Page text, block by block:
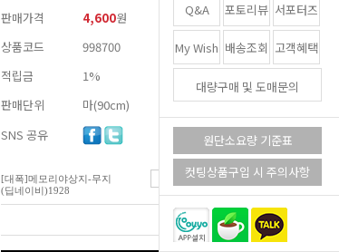
Q&A 포토리뷰 서포터즈
My Wish 배송조회 고객혜택
대량구매 및 도매문의
원단소요량 기준표
컷팅상품구입 시 주의사항
판매가격 4,600원
상품코드
998700
적립금
1%
판매단위
마(90cm)
SNS 공유
[대폭]메모리야상지-무지
(딥네이비)1928
4,600 원
총 상품 금액 4,600 원